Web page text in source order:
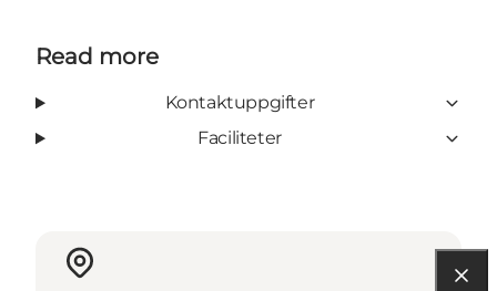
Read more
Kontaktuppgifter
Faciliteter